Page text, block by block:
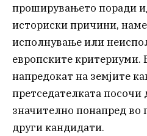
проширувањето поради
историски причини,
исполнување или
европските критериуми.
напредокат на земјите
претседателката посочи
значително понапред во
други кандидати.